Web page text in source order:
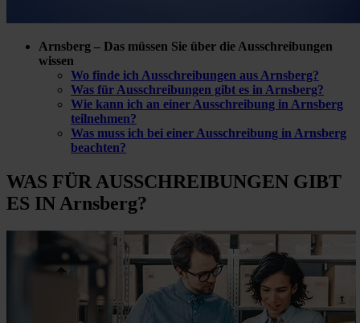
Arnsberg – Das müssen Sie über die Ausschreibungen
wissen
Wo finde ich Ausschreibungen aus Arnsberg?
Was für Ausschreibungen gibt es in Arnsberg?
Wie kann ich an einer Ausschreibung in Arnsberg
teilnehmen?
Was muss ich bei einer Ausschreibung in Arnsberg
beachten?
WAS FÜRAUSSCHREIBUNGEN GIBT
ES IN Arnsberg?